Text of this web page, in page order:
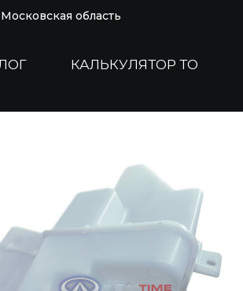
область
КАЛЬКУЛЯТОР ТО